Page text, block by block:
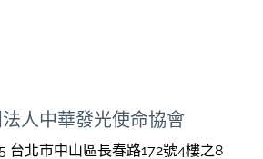
人中華發光使命協會
台北市中山區長春路172號4樓之8